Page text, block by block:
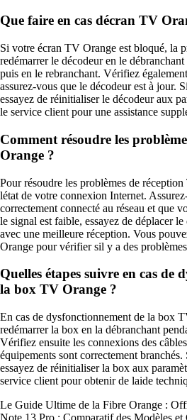
Que faire en cas décran TV
Si votre écran TV Orange est bloqué, la
redémarrer le décodeur en le
puis en le rebranchant. Vérifiez
assurez-vous que le décodeur est à jour.
essayez de réinitialiser le décodeur aux
le service client pour une assistance
Comment résoudre les
Orange ?
Pour résoudre les problèmes de
létat de votre connexion Internet.
correctement connecté au réseau et que
le signal est faible, essayez de déplacer
avec une meilleure réception. Vous
Orange pour vérifier sil y a des
Quelles étapes suivre en cas de
la box TV Orange ?
En cas de dysfonctionnement de la box
redémarrer la box en la débranchant
Vérifiez ensuite les connexions des
équipements sont correctement
essayez de réinitialiser la box aux
service client pour obtenir de laide
Le Guide Ultime de la Fibre Orange :
Note 13 Pro : Comparatif des Modèles et